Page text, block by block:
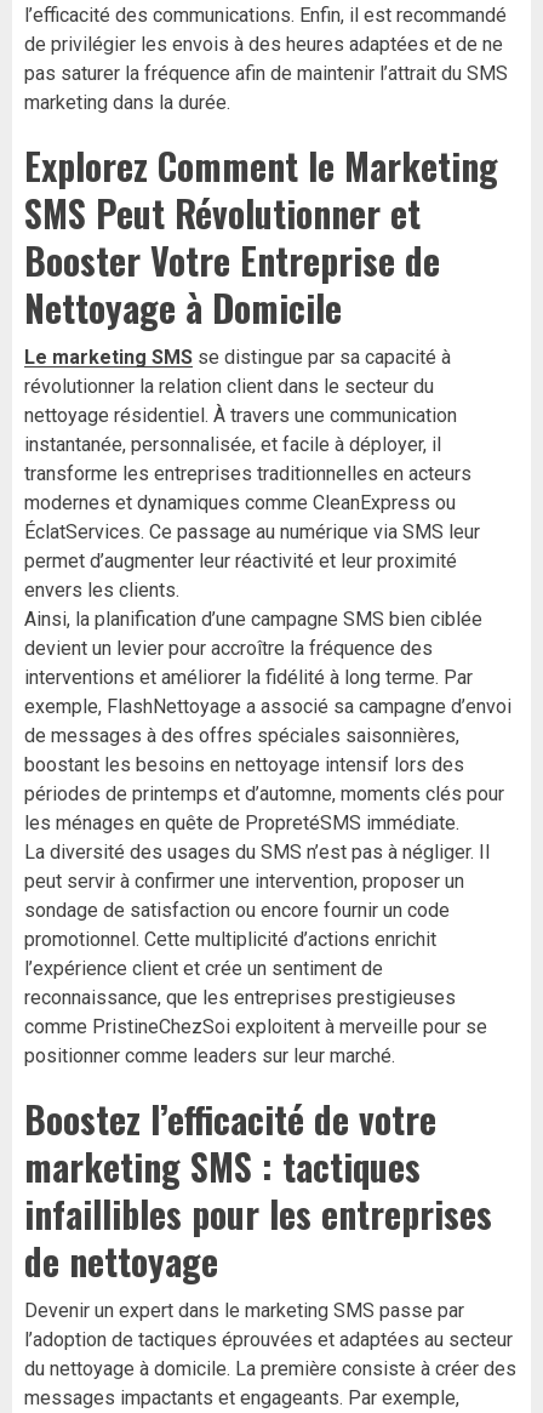
l’efficacité des communications. Enfin, il est recommandé
de privilégier les envois à des heures adaptées et de ne
pas saturer la fréquence afin de maintenir l’attrait du SMS
marketing dans la durée.
Explorez Comment le Marketing
SMS Peut Révolutionner et
Booster Votre Entreprise de
Nettoyage à Domicile
Le marketing SMS se distingue par sa capacité à
révolutionner la relation client dans le secteur du
nettoyage résidentiel. À travers une communication
instantanée, personnalisée, et facile à déployer, il
transforme les entreprises traditionnelles en acteurs
modernes et dynamiques comme CleanExpress ou
ÉclatServices. Ce passage au numérique via SMS leur
permet d’augmenter leur réactivité et leur proximité
envers les clients.
Ainsi, la planification d’une campagne SMS bien ciblée
devient un levier pour accroître la fréquence des
interventions et améliorer la fidélité à long terme. Par
exemple, FlashNettoyage a associé sa campagne d’envoi
de messages à des offres spéciales saisonnières,
boostant les besoins en nettoyage intensif lors des
périodes de printemps et d’automne, moments clés pour
les ménages en quête de PropretéSMS immédiate.
La diversité des usages du SMS n’est pas à négliger. Il
peut servir à confirmer une intervention, proposer un
sondage de satisfaction ou encore fournir un code
promotionnel. Cette multiplicité d’actions enrichit
l’expérience client et crée un sentiment de
reconnaissance, que les entreprises prestigieuses
comme PristineChezSoi exploitent à merveille pour se
positionner comme leaders sur leur marché.
Boostez l’efficacité de votre
marketing SMS : tactiques
infaillibles pour les entreprises
de nettoyage
Devenir un expert dans le marketing SMS passe par
l’adoption de tactiques éprouvées et adaptées au secteur
du nettoyage à domicile. La première consiste à créer des
messages impactants et engageants. Par exemple,